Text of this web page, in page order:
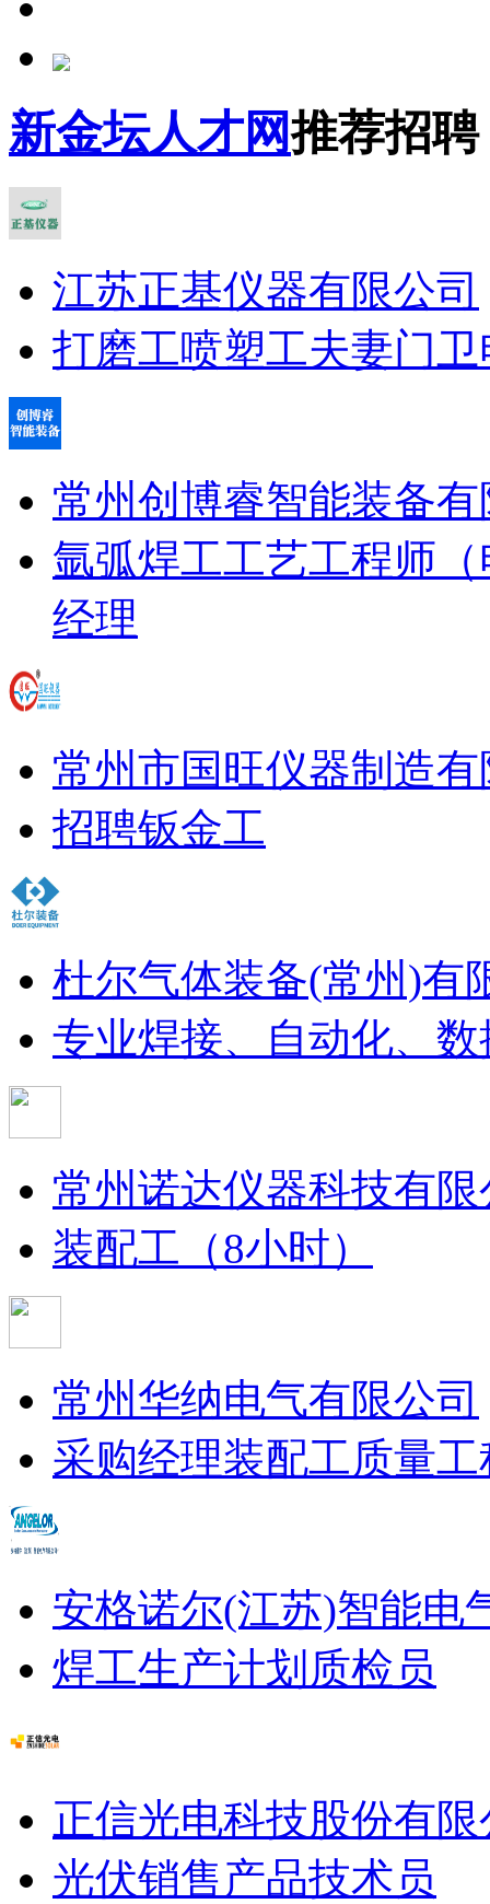
新金坛人才网推荐招聘
江苏正基仪器有限公司
打磨工喷塑工夫妻门卫
常州创博睿智能装备
氩弧焊工工艺工程师
经理
常州市国旺仪器制造
招聘钣金工
杜尔气体装备(常州)有
专业焊接、自动化、
常州诺达仪器科技有限
装配工（8小时）
常州华纳电气有限公司
采购经理装配工质量
安格诺尔(江苏)智能电
焊工生产计划 质检员
正信光电科技股份有限
光伏销售产品技术员